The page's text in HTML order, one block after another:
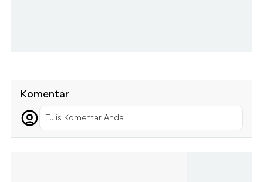
Komentar
Tulis Komentar Anda...